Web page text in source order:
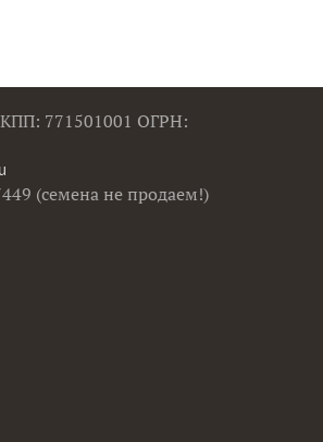
771501001 ОГРН:
(семена не продаем!)